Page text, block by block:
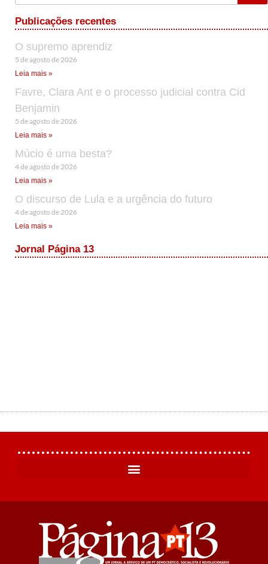
Publicações recentes
O supremo aprendiz
5 de agosto de 2026
Leia mais »
Favre, Clara Ant e o processo judicial contra Cid
Benjamin
5 de agosto de 2026
Leia mais »
Múcio é uma besta?
4 de agosto de 2026
Leia mais »
O discurso de Lula e a urgência do futuro
4 de agosto de 2026
Leia mais »
Jornal Página 13